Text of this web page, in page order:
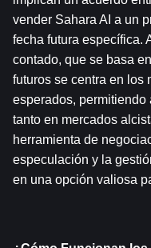
vender Sahara AI a un
fecha futura específica.
contado, que se basa
futuros se centra en los
esperados,
tanto en mercados
herramienta de
especulación y la
en una opción valiosa